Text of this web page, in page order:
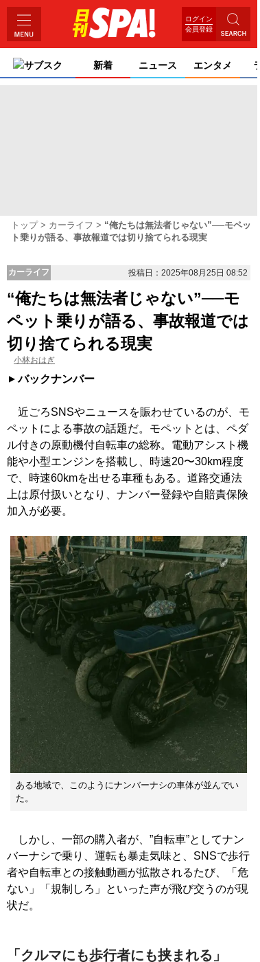
ログイン
会員登録
サブスク 新着 ニュース エンタメ
トップ カーライフ
“俺たちは無法者じゃない”──モペッ
ト乗りが語る、事故報道では切り捨てられる現実
カーライフ 投稿日：2025年08月25日 08:52
“俺たちは無法者じゃない”──モ
ペット乗りが語る、事故報道では
切り捨てられる現実
小林おはぎ
バックナンバー
近ごろSNSやニュースを賑わせているのが、モ
ペットによる事故の話題だ。モペットとは、ペダ
ル付きの原動機付自転車の総称。電動アシスト機
能や小型エンジンを搭載し、時速20〜30km程度
で、時速60kmを出せる車種もある。道路交通法
上は原付扱いとなり、ナンバー登録や自賠責保険
加入が必要。
ある地域で、このようにナンバーナシの車体が並んでい
た。
しかし、一部の購入者が、”自転車”としてナン
バーナシで乗り、運転も暴走気味と、SNSで歩行
者や自転車との接触動画が拡散されるたび、「危
ない」「規制しろ」といった声が飛び交うのが現
状だ。
「クルマにも歩行者にも挟まれる」